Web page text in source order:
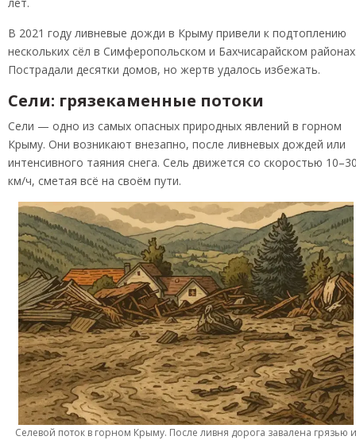
В 2021 году ливневые дожди в Крыму привели к подтоплению
нескольких сёл в Симферопольском и Бахчисарайском
Пострадали десятки домов, но жертв удалось избежать.
Сели: грязекаменные потоки
Сели — одно из самых опасных природных явлений в горном
Крыму. Они возникают внезапно, после ливневых дождей или
интенсивного таяния снега. Сель движется со скоростью
км/ч, сметая всё на своём пути.
Селевой поток в горном Крыму. После ливня дорога завалена грязью и